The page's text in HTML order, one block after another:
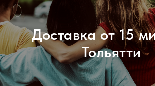
Доставка от 15
Тольятти